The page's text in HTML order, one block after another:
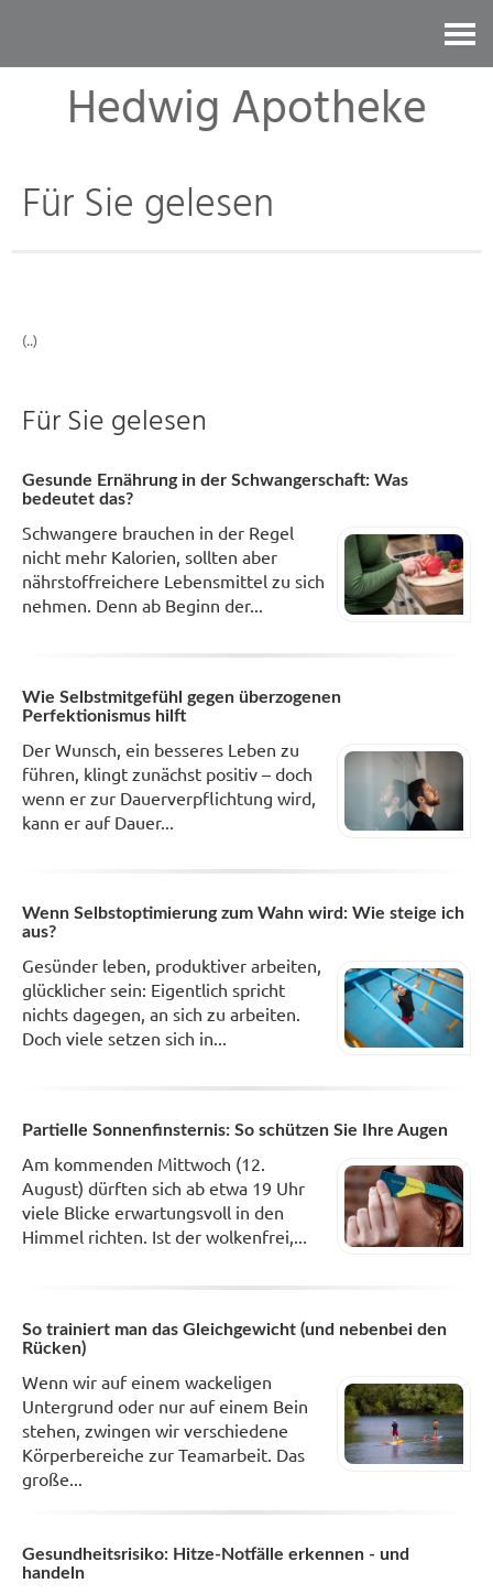
Hedwig Apotheke
Für Sie gelesen
(..)
Für Sie gelesen
Gesunde Ernährung in der Schwangerschaft: Was
bedeutet das?
Schwangere brauchen in der Regel
nicht mehr Kalorien, sollten aber
nährstoffreichere Lebensmittel zu sich
nehmen. Denn ab Beginn der...
Wie Selbstmitgefühl gegen überzogenen
Perfektionismus hilft
Der Wunsch, ein besseres Leben zu
führen, klingt zunächst positiv – doch
wenn er zur Dauerverpflichtung wird,
kann er auf Dauer...
Wenn Selbstoptimierung zum Wahn wird: Wie steige ich
aus?
Gesünder leben, produktiver arbeiten,
glücklicher sein: Eigentlich spricht
nichts dagegen, an sich zu arbeiten.
Doch viele setzen sich in...
Partielle Sonnenfinsternis: So schützen Sie Ihre Augen
Am kommenden Mittwoch (12.
August) dürften sich ab etwa 19 Uhr
viele Blicke erwartungsvoll in den
Himmel richten. Ist der wolkenfrei,...
So trainiert man das Gleichgewicht (und nebenbei den
Rücken)
Wenn wir auf einem wackeligen
Untergrund oder nur auf einem Bein
stehen, zwingen wir verschiedene
Körperbereiche zur Teamarbeit. Das
große...
Gesundheitsrisiko: Hitze-Notfälle erkennen - und
handeln